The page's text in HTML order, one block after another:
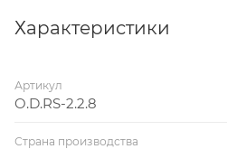
Характеристики
Артикул
O.D.RS-2.2.8
Страна производства